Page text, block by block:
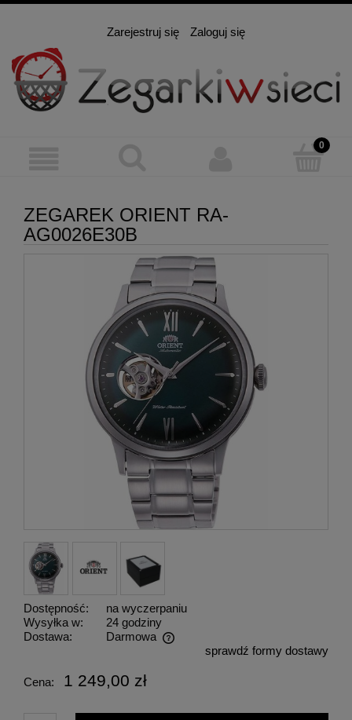
Zarejestruj się Zaloguj się
ZEGAREK ORIENT RA-
AG0026E30B
Dostępność:
na wyczerpaniu
Wysyłka w:
24 godziny
Dostawa:
Darmowa
Cena nie zawiera ewentualnych kosztów płatnościsprawdź formy dostawy
Cena: 1 249,00 zł